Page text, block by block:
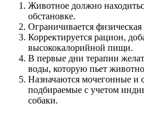
Животное должно
обстановке.
Ограничивается физическая
Корректируется рацион,
высококалорийной пищи.
В первые дни терапии
воды, которую пьет
Назначаются мочегонные и
подбираемые с учетом
собаки.